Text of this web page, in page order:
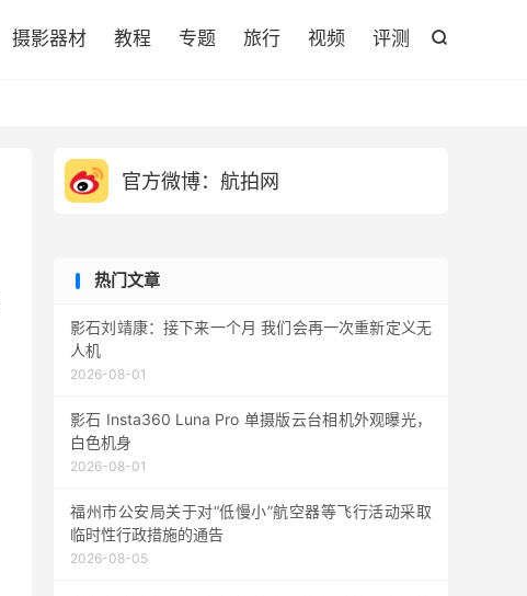

摄影器材 教程 专题 旅行 视频 评测
官方微博：航拍网
热门文章
影石刘靖康：接下来一个月 我们会再一次重新定义无
人机
2026-08-01
影石 Insta360 Luna Pro 单摄版云台相机外观曝光，
白色机身
2026-08-01
福州市公安局关于对“低慢小”航空器等飞行活动采取
临时性行政措施的通告
2026-08-05